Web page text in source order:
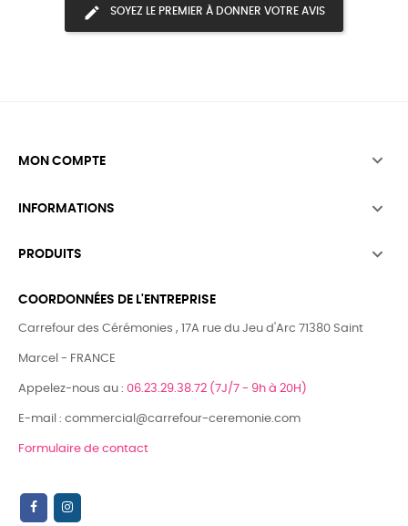
SOYEZ LE PREMIER À DONNER VOTRE AVIS
MON COMPTE 
INFORMATIONS 
PRODUITS 
COORDONNÉES DE L'ENTREPRISE
Carrefour des Cérémonies , 17A rue du Jeu d'Arc 71380 Saint
Marcel - FRANCE
Appelez-nous au : 06.23.29.38.72 (7J/7 - 9h à 20H)
E-mail : commercial@carrefour-ceremonie.com
Formulaire de contact